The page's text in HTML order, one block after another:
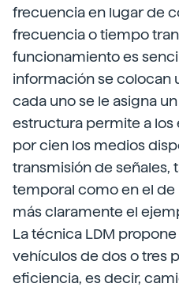
frecuencia en lugar de
frecuencia o tiempo
funcionamiento es
información se colocan
cada uno se le asigna
estructura permite a los
por cien los medios
transmisión de señales,
temporal como en el de
más claramente el
La técnica LDM
vehículos de dos o tres
eficiencia, es decir,